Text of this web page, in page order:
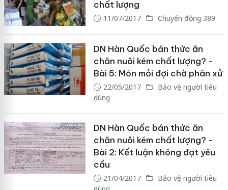
chất lượng
11/07/2017 Chuyển động 389
DN Hàn Quốc bán thức ăn
chăn nuôi kém chất lượng? -
Bài 5: Mòn mỏi đợi chờ phân xử
22/05/2017
Bảo vệ người tiêu
dùng
DN Hàn Quốc bán thức ăn
chăn nuôi kém chất lượng? -
Bài 2: Kết luận không đạt yêu
cầu
21/04/2017
Bảo vệ người tiêu